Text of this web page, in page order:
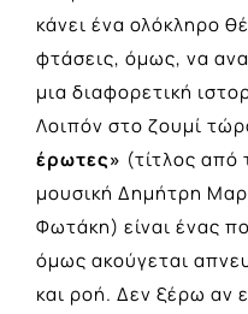
κάνει ένα ολόκληρο
φτάσεις, όμως, να
μια διαφορετική
Λοιπόν στο ζουμί
έρωτες» (τίτλος
μουσική Δημήτρη
Φωτάκη) είναι ένας
όμως ακούγεται
και ροή. Δεν ξέρω αν